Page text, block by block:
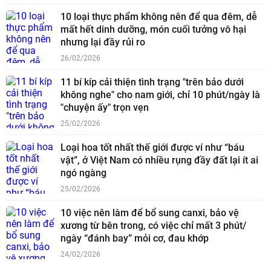
10 loại thực phẩm không nên để qua đêm, dễ
mất hết dinh dưỡng, món cuối tưởng vô hại
nhưng lại đầy rủi ro
26/02/2026
11 bí kíp cải thiện tình trạng "trên bảo dưới
không nghe" cho nam giới, chỉ 10 phút/ngày là
"chuyện ấy" trọn vẹn
25/02/2026
Loại hoa tốt nhất thế giới được ví như “báu
vật”, ở Việt Nam có nhiều rụng đầy đất lại ít ai
ngó ngàng
25/02/2026
10 việc nên làm để bổ sung canxi, bảo vệ
xương từ bên trong, có việc chỉ mất 3 phút/
ngày “đánh bay” mỏi cơ, đau khớp
24/02/2026